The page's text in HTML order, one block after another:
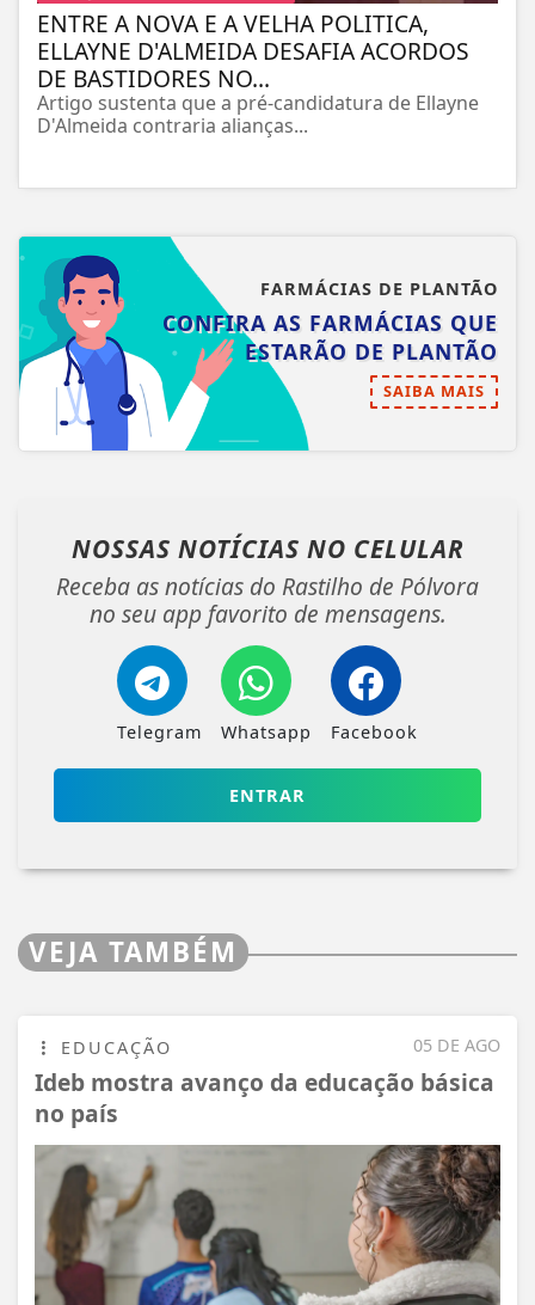
ENTRE A NOVA E A VELHA POLITICA,
ELLAYNE D'ALMEIDA DESAFIA ACORDOS
DE BASTIDORES NO...
Artigo sustenta que a pré-candidatura de Ellayne
D'Almeida contraria alianças...
FARMÁCIAS DE PLANTÃO
CONFIRA AS FARMÁCIAS QUE
ESTARÃO DE PLANTÃO
SAIBA MAIS
NOSSAS NOTÍCIAS NO CELULAR
Receba as notícias do Rastilho de Pólvora
no seu app favorito de mensagens.
Telegram Whatsapp Facebook
ENTRAR
VEJA TAMBÉM
05 DE AGO
EDUCAÇÃO
Ideb mostra avanço da educação básica
no país